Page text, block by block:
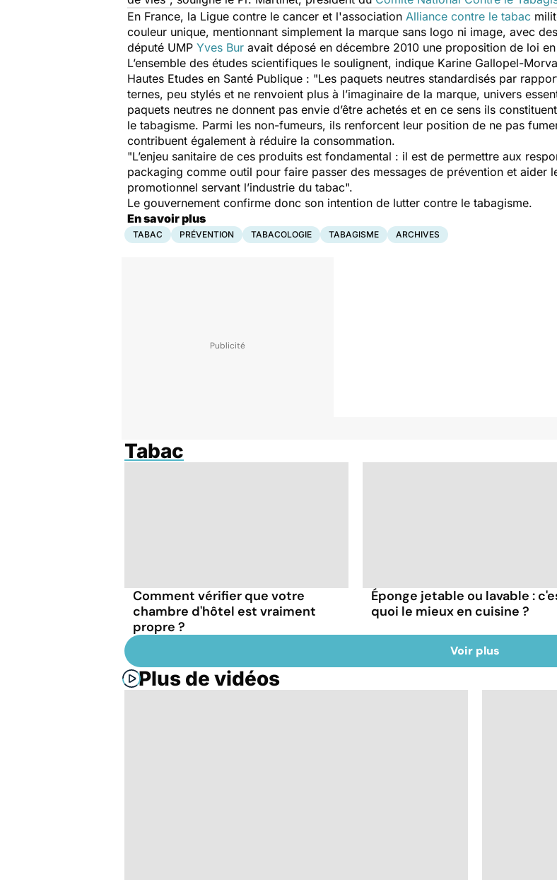
En France, la Ligue contre le cancer et l'association Alliance contre le tabac
couleur unique, mentionnant simplement la marque sans logo ni image, avec des
député UMP Yves Bur avait déposé en décembre 2010 une proposition de loi
L’ensemble des études scientifiques le soulignent, indique Karine Gallopel-
Hautes Etudes en Santé Publique : "Les paquets neutres standardisés par
ternes, peu stylés et ne renvoient plus à l’imaginaire de la marque, univers
paquets neutres ne donnent pas envie d’être achetés et en ce sens ils
le tabagisme. Parmi les non-fumeurs, ils renforcent leur position de ne pas
contribuent également à réduire la consommation.
"L’enjeu sanitaire de ces produits est fondamental : il est de permettre aux
packaging comme outil pour faire passer des messages de prévention et aider
promotionnel servant l’industrie du tabac".
Le gouvernement confirme donc son intention de lutter contre le tabagisme.
En savoir plus
TABAC PRÉVENTION TABACOLOGIE TABAGISME ARCHIVES
Tabac
Comment vérifier que votre
chambre d'hôtel est vraiment
propre ?
Éponge jetable ou lavable :
quoi le mieux en cuisine ?
Voir plus
Plus de vidéos